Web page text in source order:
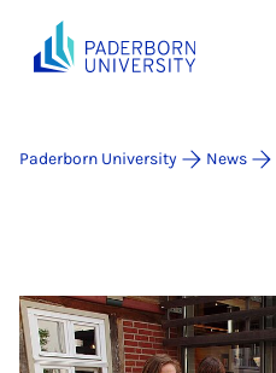
Paderborn University News